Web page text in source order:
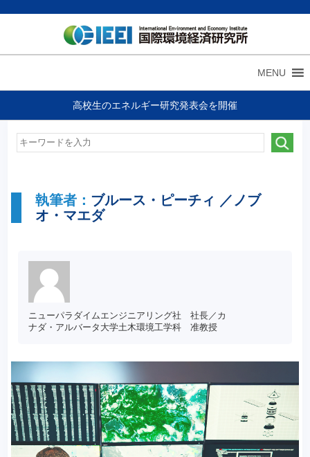
MENU
高校生のエネルギー研究発表会を開催
執筆者： ブルース・ピーチィ ／ノブ
オ・マエダ
ニューパラダイムエンジニアリング社 社長／カ
ナダ・アルバータ大学土木環境工学科 准教授